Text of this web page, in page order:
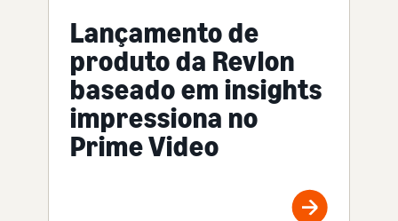
Lançamento de
produto da Revlon
baseado em insights
impressiona no
Prime Video